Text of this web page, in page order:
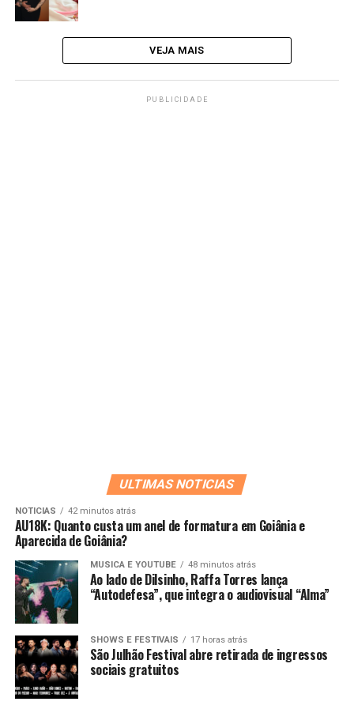
VEJA MAIS
PUBLICIDADE
ULTIMAS NOTICIAS
NOTICIAS 42 minutos atrás
AU18K: Quanto custa um anel de formatura em Goiânia e
Aparecida de Goiânia?
MUSICA E YOUTUBE 48 minutos atrás
Ao lado de Dilsinho, Raffa Torres lança
“Autodefesa”, que integra o audiovisual “Alma”
SHOWS E FESTIVAIS 17 horas atrás
São Julhão Festival abre retirada de ingressos
sociais gratuitos